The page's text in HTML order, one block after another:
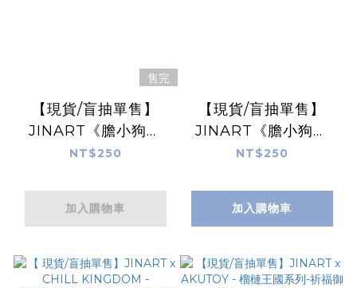
售完
【現貨/盲抽單售】
JINART《膽小狗英
雄》扁扁英雄娃娃🐶
NT$250
加入購物車
【現貨/盲抽單售】
JINART《膽小狗英
雄》經典造型二代公仔
NT$250
加入購物車